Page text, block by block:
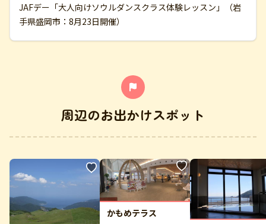
JAFデー「大人向けソウルダンスクラス体験レッスン」（岩
手県盛岡市：8月23日開催）
周辺のお出かけスポット
かもめテラス